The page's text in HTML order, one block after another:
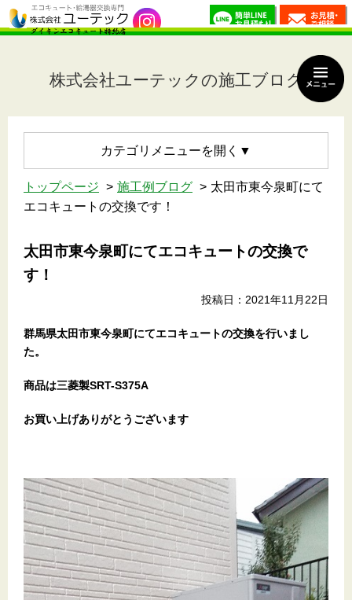
株式会社ユーテックの施工ブログ
カテゴリメニュー
トップページ 施工例ブログ
太田市東今泉町にて
エコキュートの交換です！
太田市東今泉町にてエコキュートの交換で
す！
投稿日：2021年11月22日
群馬県太田市東今泉町にてエコキュートの交換を行いまし
た。
商品は三菱製SRT-S375A
お買い上げありがとうございます